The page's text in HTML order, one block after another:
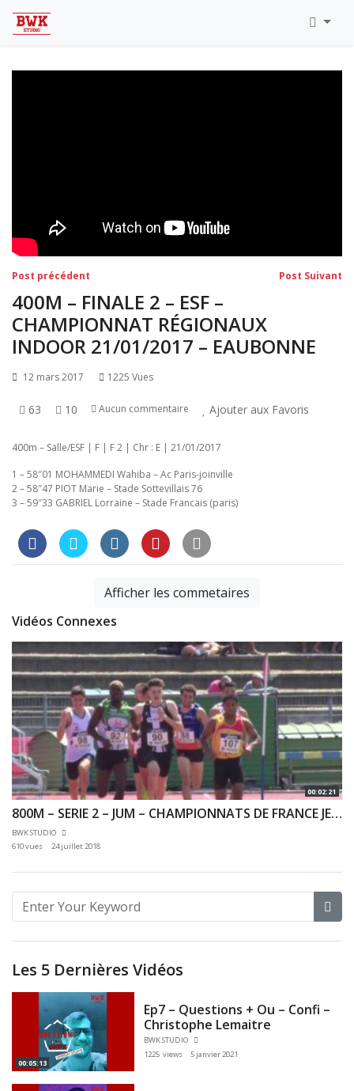
Eaubonne 2019
Navigation
de
l’article
Post précédent Post Suivant
400M – FINALE 2 – ESF –
CHAMPIONNAT RÉGIONAUX
INDOOR 21/01/2017 – EAUBONNE
12 mars 2017 1225 Vues
63 10 Aucun commentaire Ajouter aux Favoris
400m – Salle/ESF | F | F 2 | Chr : E | 21/01/2017
1 – 58″01 MOHAMMEDI Wahiba – Ac Paris-joinville
2 – 58″47 PIOT Marie – Stade Sottevillais 76
3 – 59″33 GABRIEL Lorraine – Stade Francais (paris)
Afficher les commetaires
Vidéos Connexes
00:02:21
800M – SERIE 2 – JUM – CHAMPIONNATS DE FRANCE JEUNES CA JU – 21/07/2018 – BONDOUFLE
BWK STUDIO
610 vues
24 juillet 2018
Les 5 Dernières Vidéos
00:05:13
Ep7 – Questions + Ou – Confi –
Christophe Lemaitre
BWK STUDIO
1225 views
5 janvier 2021